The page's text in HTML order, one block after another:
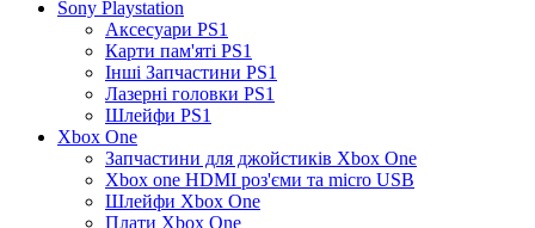
Sony Playstation
Аксесуари PS1
Карти пам'яті PS1
Інші Запчастини PS1
Лазерні головки PS1
Шлейфи PS1
Xbox One
Запчастини для джойстиків Xbox One
Xbox one HDMI роз'єми та micro USB
Шлейфи Xbox One
Плати Xbox One